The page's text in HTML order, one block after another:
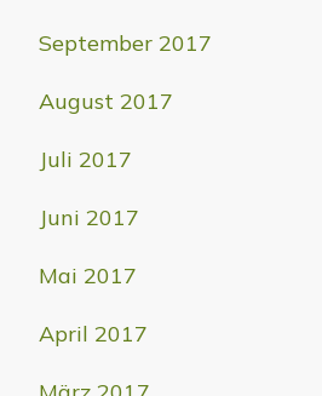
September 2017
August 2017
Juli 2017
Juni 2017
Mai 2017
April 2017